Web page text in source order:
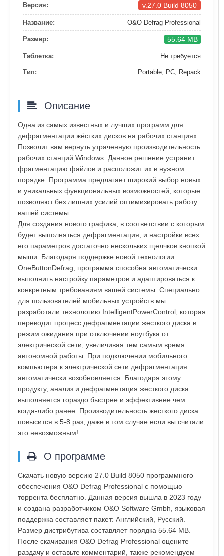
Версия: v.27.0 Build 8050
Название: O&O Defrag Professional
Размер: 55.64 MB
Таблетка: Не требуется
Тип: Portable, PC, Repack
Описание
Одна из самых известных и лучших программ для
дефрагментации жёстких дисков на рабочих станциях.
Позволит вам вернуть утраченную производительность
рабочих станций Windows. Данное решение устранит
фрагментацию файлов и расположит их в нужном
порядке. Программа предлагает широкий выбор новых
и уникальных функциональных возможностей, которые
позволяют без лишних усилий оптимизировать работу
вашей системы.
Для создания нового графика, в соответствии с которым
будет выполняться дефрагментация, и настройки всех
его параметров достаточно нескольких щелчков кнопкой
мыши. Благодаря поддержке новой технологии
OneButtonDefrag, программа способна автоматически
выполнить настройку параметров и адаптироваться к
конкретным требованиям вашей системы. Специально
для пользователей мобильных устройств мы
разработали технологию IntelligentPowerControl, которая
переводит процесс дефрагментации жесткого диска в
режим ожидания при отключении ноутбука от
электрической сети, увеличивая тем самым время
автономной работы. При подключении мобильного
компьютера к электрической сети дефрагментация
автоматически возобновляется. Благодаря этому
продукту, анализ и дефрагментация жесткого диска
выполняется гораздо быстрее и эффективнее чем
когда-либо ранее. Производительность жесткого диска
повысится в 5-8 раз, даже в том случае если вы считали
это невозможным!
О программе
Скачать новую версию 27.0 Build 8050 программного
обеспечения O&O Defrag Professional с помощью
торрента бесплатно. Данная версия вышла в 2023 году
и создана разработчиком O&O Software Gmbh, языковая
поддержка составляет пакет: Английский, Русский.
Размер дистрибутива составляет порядка 55.64 MB.
После скачивания O&O Defrag Professional оцените
раздачу и оставьте комментарий, также рекомендуем